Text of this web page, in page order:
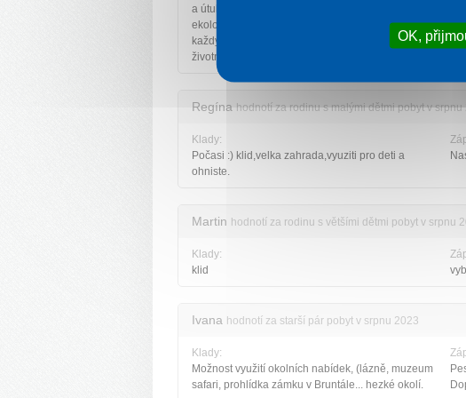
a útulný,všude čisto.Líbí se mi postoj k
ekologii,například že není třeba měnit ručníky
každý den nebo obden a praním tak zatěžovat
životní prostředí.
Regína hodnotí za rodinu s malými dětmi pobyt v srpnu
Klady:
Počasi :) klid,velka zahrada,vyuziti pro deti a
ohniste.
Martin hodnotí za rodinu s většími dětmi pobyt v srpnu
Klady:
klid
Ivana hodnotí za starší pár pobyt v srpnu 2023
Klady:
Možnost využití okolních nabídek, (lázně, muzeum
safari, prohlídka zámku v Bruntále... hezké okolí.
OK,